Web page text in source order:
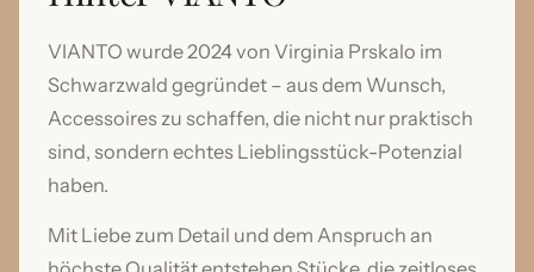
VIANTO wurde 2024 von Virginia Prskalo im
Schwarzwald gegründet – aus dem Wunsch,
Accessoires zu schaffen, die nicht nur praktisch
sind, sondern echtes Lieblingsstück-Potenzial
haben.
Mit Liebe zum Detail und dem Anspruch an